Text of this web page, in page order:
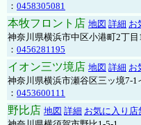
： 0458305081
本牧フロント店 地図 詳細 お
神奈川県横浜市中区小港町2丁
： 0456281195
イオン三ツ境店 地図 詳細 お
神奈川県横浜市瀬谷区三ッ境7-1
： 0453600111
野比店 地図 詳細 お気に入り店